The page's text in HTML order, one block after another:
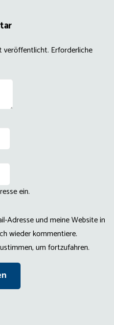
veröffentlicht. Erforderliche
ein.
Adresse und meine Website in
wieder kommentiere.
um fortzufahren.